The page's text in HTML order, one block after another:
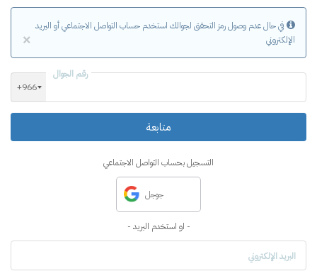
في حال عدم وصول رمز التحقق لجوالك استخدم حساب التواصل الاجتماعي أو البريد
الإلكتروني
×
+966
رقم الجوال
التسجيل بحساب التواصل الاجتماعي
جوجل
- او استخدم البريد -
البريد الإلكتروني